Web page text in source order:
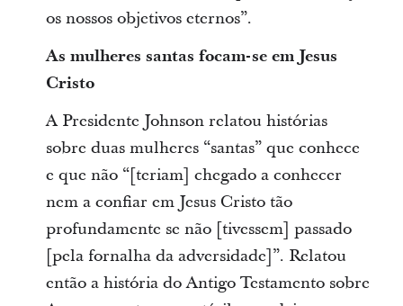
os nossos objetivos eternos”.
As mulheres santas focam-se em Jesus
Cristo
A Presidente Johnson relatou histórias
sobre duas mulheres “santas” que conhece
e que não “[teriam] chegado a conhecer
nem a confiar em Jesus Cristo tão
profundamente se não [tivessem] passado
[pela fornalha da adversidade]”. Relatou
então a história do Antigo Testamento sobre